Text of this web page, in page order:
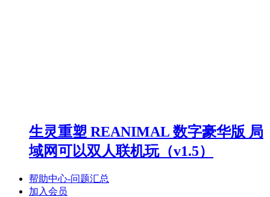
生灵重塑 REANIMAL 数字豪华版 局
域网可以双人联机玩（v1.5）
帮助中心-问题汇总
加入会员